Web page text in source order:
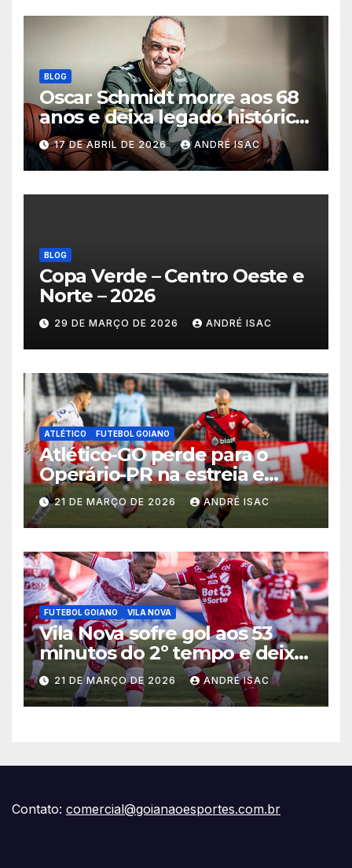
BLOG
Oscar Schmidt morre aos 68
anos e deixa legado histórico
no basquete mundial
17 DE ABRIL DE 2026 ANDRÉ ISAC
BLOG
Copa Verde – Centro Oeste e
Norte – 2026
29 DE MARÇO DE 2026 ANDRÉ ISAC
ATLÉTICO FUTEBOL GOIANO
Atlético-GO perde para o
Operário-PR na estreia e
começa sob pressão a Série B
2026
21 DE MARÇO DE 2026 ANDRÉ ISAC
FUTEBOL GOIANO VILA NOVA
Vila Nova sofre gol aos 53
minutos do 2º tempo e deixa
vitória escapar na estreia da
Série B
21 DE MARÇO DE 2026 ANDRÉ ISAC
Contato: comercial@goianaoesportes.com.br